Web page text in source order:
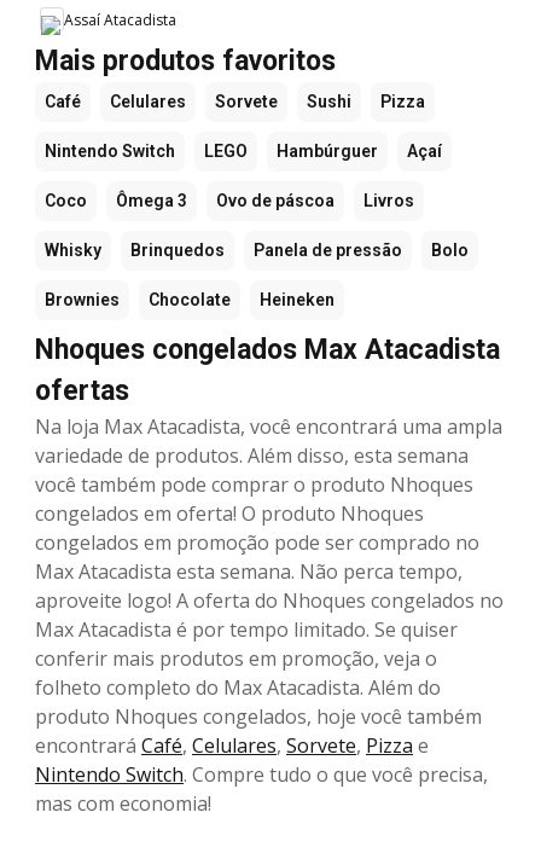
Assaí Atacadista
Mais produtos favoritos
Café Celulares Sorvete Sushi Pizza
Nintendo Switch LEGO Hambúrguer Açaí
Coco Ômega 3 Ovo de páscoa Livros
Whisky Brinquedos Panela de pressão Bolo
Brownies Chocolate Heineken
Nhoques congelados Max Atacadista
ofertas
Na loja Max Atacadista, você encontrará uma ampla
variedade de produtos. Além disso, esta semana
você também pode comprar o produto Nhoques
congelados em oferta! O produto Nhoques
congelados em promoção pode ser comprado no
Max Atacadista esta semana. Não perca tempo,
aproveite logo! A oferta do Nhoques congelados no
Max Atacadista é por tempo limitado. Se quiser
conferir mais produtos em promoção, veja o
folheto completo do Max Atacadista. Além do
produto Nhoques congelados, hoje você também
encontrará Café, Celulares, Sorvete, Pizza e
Nintendo Switch. Compre tudo o que você precisa,
mas com economia!